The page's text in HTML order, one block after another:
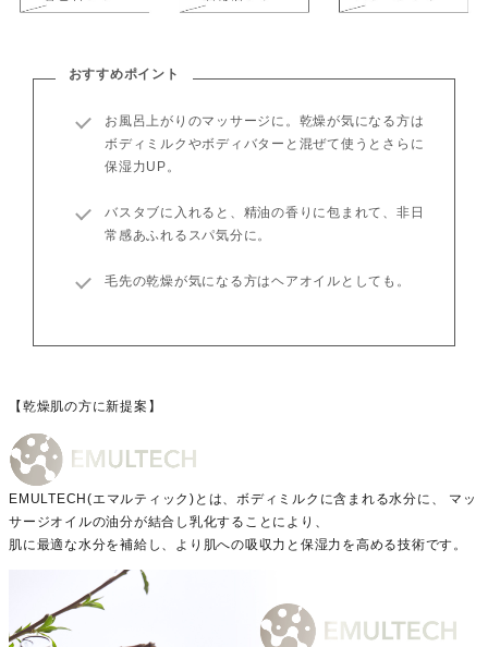
おすすめポイント
お風呂上がりのマッサージに。乾燥が気になる方は
ボディミルクやボディバターと混ぜて使うとさらに
保湿力UP。
バスタブに入れると、精油の香りに包まれて、非日
常感あふれるスパ気分に。
毛先の乾燥が気になる方はヘアオイルとしても。
【乾燥肌の方に新提案】
EMULTECH(エマルティック)とは、ボディミルクに含まれる水分に、 マッ
サージオイルの油分が結合し乳化することにより、
肌に最適な水分を補給し、より肌への吸収力と保湿力を高める技術です。